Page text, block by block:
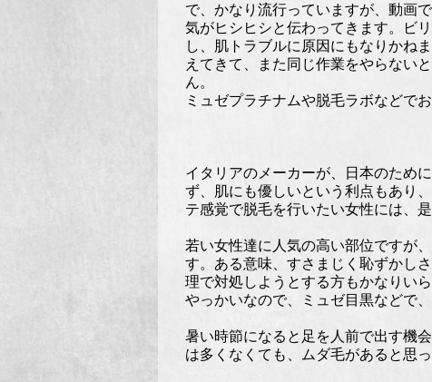
で、かなり流行っていますが、動画
気がヒシヒシと伝わってきます。ビ
し、肌トラブルに原因にもなりかね
えてきて、また同じ作業をやらない
ん。
ミュゼプラチナムや脱毛ラボなどで
イタリアのメーカーが、日本のため
ず、肌にも優しいという利点もあり
テ感覚で脱毛を行いたい女性には、
若い女性達に人気の高い部位ですが
す。ある意味、すさまじく恥ずかし
理で対処しようとする方もかなりい
やっかいなので、ミュゼ目黒などで
暑い時節になると足を人前で出す機
は多くなくても、ムダ毛があると思